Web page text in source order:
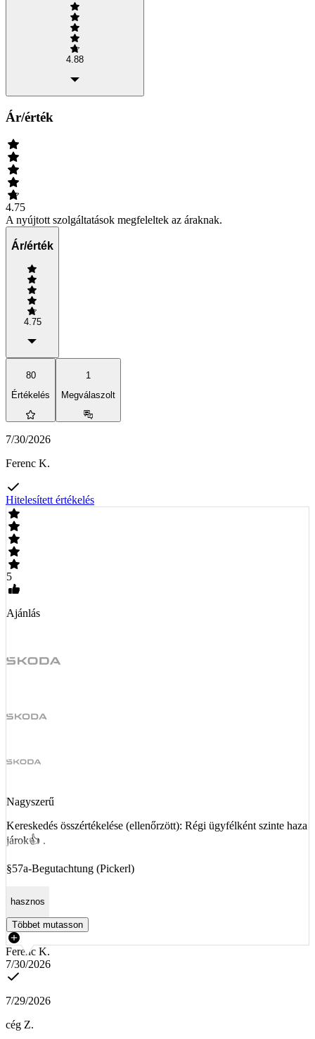
4.88
Ár/érték
4.75
A nyújtott szolgáltatások megfeleltek az áraknak.
Ár/érték
4.75
80
Értékelés
1
Megválaszolt
7/30/2026
Ferenc K.
Hitelesített értékelés
5
Ajánlás
Nagyszerű
Kereskedés összértékelése (ellenőrzött): Régi ügyfélként szinte haza
járok👍 .
§57a-Begutachtung (Pickerl)
hasznos
Többet mutasson
Ferenc K.
7/30/2026
7/29/2026
cég Z.